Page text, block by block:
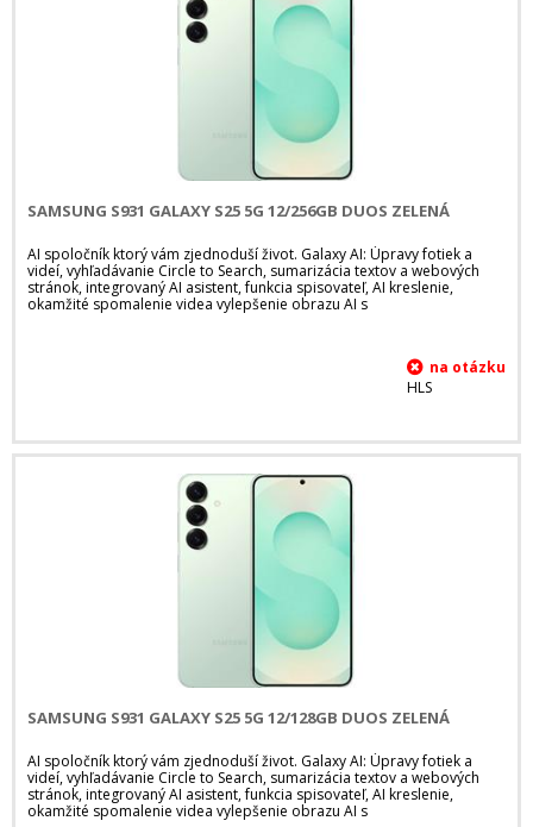
SAMSUNG S931 GALAXY S25 5G 12/256GB DUOS ZELENÁ
AI spoločník ktorý vám zjednoduší život. Galaxy AI: Úpravy fotiek a
videí, vyhľadávanie Circle to Search, sumarizácia textov a webových
stránok, integrovaný AI asistent, funkcia spisovateľ, AI kreslenie,
okamžité spomalenie videa vylepšenie obrazu AI s
HLS
SAMSUNG S931 GALAXY S25 5G 12/128GB DUOS ZELENÁ
AI spoločník ktorý vám zjednoduší život. Galaxy AI: Úpravy fotiek a
videí, vyhľadávanie Circle to Search, sumarizácia textov a webových
stránok, integrovaný AI asistent, funkcia spisovateľ, AI kreslenie,
okamžité spomalenie videa vylepšenie obrazu AI s